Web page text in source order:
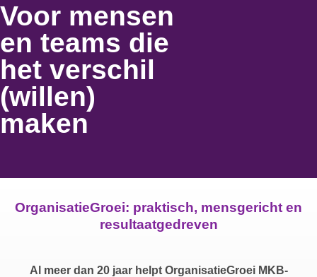
Voor mensen
en teams die
het verschil
(willen)
maken
OrganisatieGroei: praktisch, mensgericht en
resultaatgedreven
Al meer dan 20 jaar helpt OrganisatieGroei MKB-